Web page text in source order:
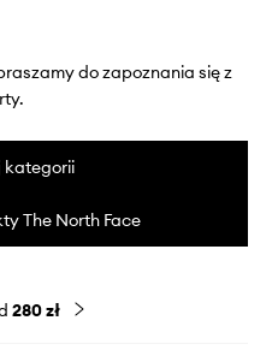
do zapoznania się z
kategorii
The North Face
280 zł